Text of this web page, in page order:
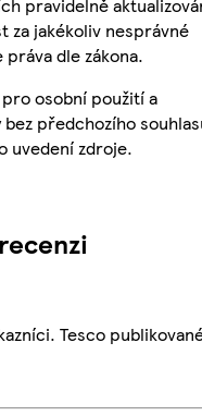
za jakékoliv nesprávné
práva dle zákona.
osobní použití a
předchozího
uvedení zdroje.
Tesco